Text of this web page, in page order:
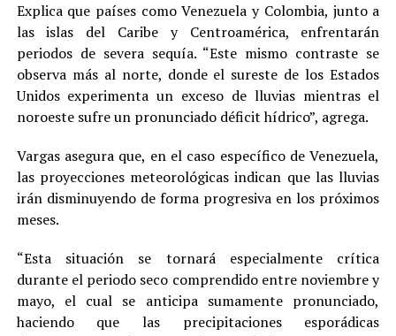
Explica que países como Venezuela y Colombia, junto a
las islas del Caribe y Centroamérica, enfrentarán
periodos de severa sequía. “Este mismo contraste se
observa más al norte, donde el sureste de los Estados
Unidos experimenta un exceso de lluvias mientras el
noroeste sufre un pronunciado déficit hídrico”, agrega.
Vargas asegura que, en el caso específico de Venezuela,
las proyecciones meteorológicas indican que las lluvias
irán disminuyendo de forma progresiva en los próximos
meses.
“Esta situación se tornará especialmente crítica
durante el periodo seco comprendido entre noviembre y
mayo, el cual se anticipa sumamente pronunciado,
haciendo que las precipitaciones esporádicas